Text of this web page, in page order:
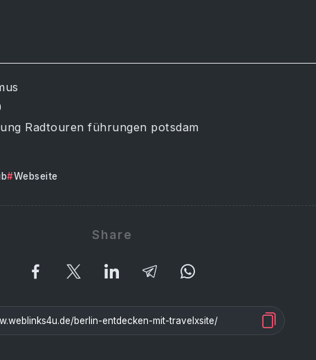
Radtouren führungen potsdam
Webseite
Share